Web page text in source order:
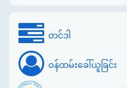
တင်ဒါ
ဝန်ထမ်းခေါ်ယူခြင်း